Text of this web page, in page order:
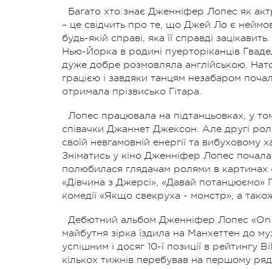
Багато хто знає Дженніфер Лопес як
– це свідчить про те, що Джей Ло є
будь-якій справі, яка її справді
Нью-Йорка в родині пуерторіканців
дуже добре розмовляла англійською.
грацією і завдяки танцям незабаром
отримала прізвисько Гітара.
Лопес працювала на підтанцьовках, у
співачки Джаннет Джексон. Але другі
своїй невгамовній енергії та
Зніматись у кіно Дженніфер Лопес
полюбилася глядачам ролями в картинах
«Дівчина з Джерсі», «Давай
комедії «Якщо свекруха - монстр», а
Дебютний альбом Дженніфер Лопес
майбутня зірка їздила на Манхеттен до
успішним і досяг 10-ї позиції в
кількох тижнів перебував на першому